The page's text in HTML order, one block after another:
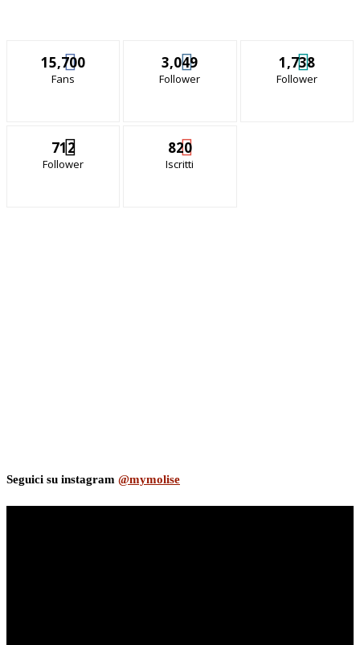
15,700
Fans
3,049
Follower
1,738
Follower
712
Follower
820
Iscritti
Seguici su instagram @mymolise